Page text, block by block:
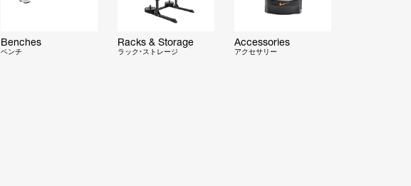
Benches
ベンチ
Racks & Storage
ラック・ストレージ
Accessories
アクセサリー